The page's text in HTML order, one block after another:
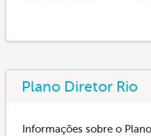
Plano Diretor Rio
Informações sobre o